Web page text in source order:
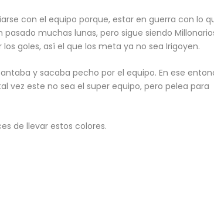
con el equipo porque, estar en guerra con lo
muchas lunas, pero sigue siendo
goles, así el que los meta ya no sea Irigoyen.
y sacaba pecho por el equipo. En ese
este no sea el super equipo, pero pelea para
de llevar estos colores.